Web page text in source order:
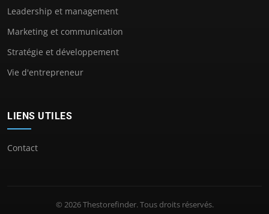
Leadership et management
Marketing et communication
Stratégie et développement
Vie d'entrepreneur
LIENS UTILES
Contact
© 2026 Thestorefinder. Tous droits réservés.